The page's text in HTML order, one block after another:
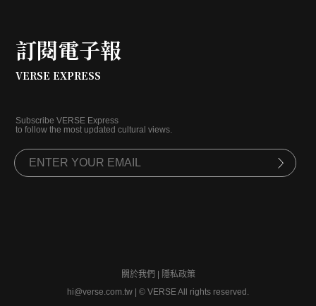
訂閱電子報
VERSE EXPRESS
Subscribe VERSE Express
to follow the most updated cultural views.
關於我們
隱私政策
hi@verse.com.tw
© VERSE All rights reserved.